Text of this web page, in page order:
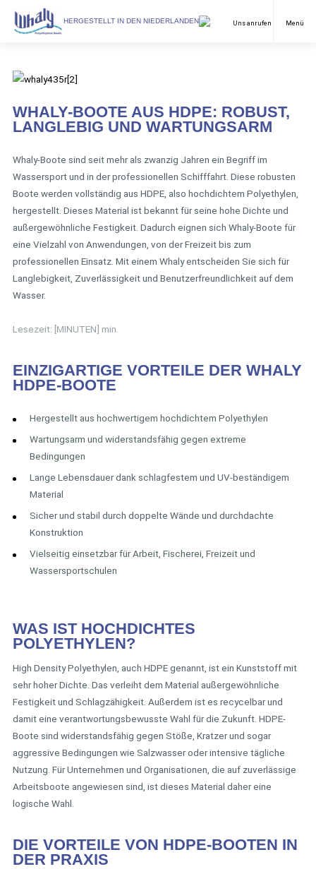
HERGESTELLT IN DEN NIEDERLANDEN Uns anrufen Menü
Anwendungen
Händler
Downloads
FAQ & Kontakt
Über uns
WÄHLEN SPRACHE
Deutch
WHALY-BOOTE AUS HDPE: ROBUST,
LANGLEBIG UND WARTUNGSARM
Whaly-Boote sind seit mehr als zwanzig Jahren ein Begriff im
Wassersport und in der professionellen Schifffahrt. Diese robusten
Boote werden vollständig aus HDPE, also hochdichtem Polyethylen,
hergestellt. Dieses Material ist bekannt für seine hohe Dichte und
außergewöhnliche Festigkeit. Dadurch eignen sich Whaly-Boote für
eine Vielzahl von Anwendungen, von der Freizeit bis zum
professionellen Einsatz. Mit einem Whaly entscheiden Sie sich für
Langlebigkeit, Zuverlässigkeit und Benutzerfreundlichkeit auf dem
Wasser.
Lesezeit: [MINUTEN] min.
EINZIGARTIGE VORTEILE DER WHALY
HDPE-BOOTE
Hergestellt aus hochwertigem hochdichtem Polyethylen
Wartungsarm und widerstandsfähig gegen extreme
Bedingungen
Lange Lebensdauer dank schlagfestem und UV-beständigem
Material
Sicher und stabil durch doppelte Wände und durchdachte
Konstruktion
Vielseitig einsetzbar für Arbeit, Fischerei, Freizeit und
Wassersportschulen
WAS IST HOCHDICHTES
POLYETHYLEN?
High Density Polyethylen, auch HDPE genannt, ist ein Kunststoff mit
sehr hoher Dichte. Das verleiht dem Material außergewöhnliche
Festigkeit und Schlagzähigkeit. Außerdem ist es recycelbar und
damit eine verantwortungsbewusste Wahl für die Zukunft. HDPE-
Boote sind widerstandsfähig gegen Stöße, Kratzer und sogar
aggressive Bedingungen wie Salzwasser oder intensive tägliche
Nutzung. Für Unternehmen und Organisationen, die auf zuverlässige
Arbeitsboote angewiesen sind, ist dieses Material daher eine
logische Wahl.
DIE VORTEILE VON HDPE-BOOTEN IN
DER PRAXIS